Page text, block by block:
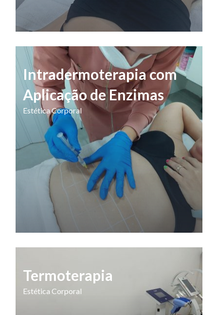
Intradermoterapia com
Aplicação de Enzimas
Estética Corporal
Termoterapia
Estética Corporal